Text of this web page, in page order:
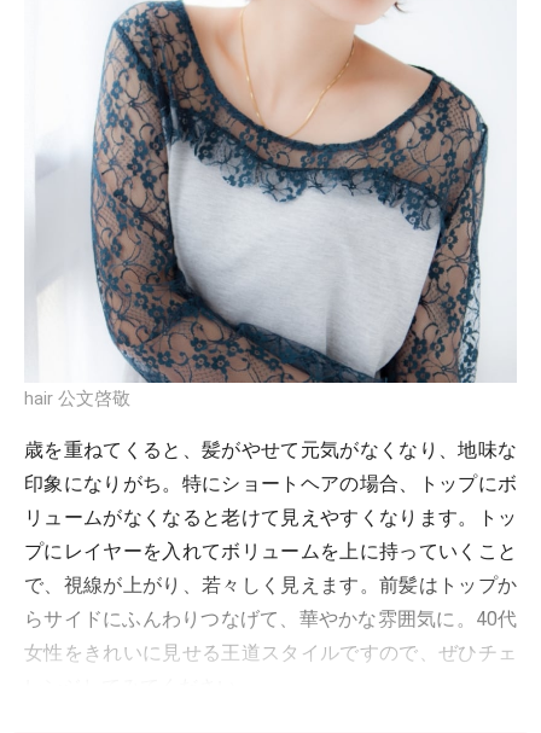
hair 公文啓敬
歳を重ねてくると、髪がやせて元気がなくなり、地味な
印象になりがち。特にショートヘアの場合、トップにボ
リュームがなくなると老けて見えやすくなります。トッ
プにレイヤーを入れてボリュームを上に持っていくこと
で、視線が上がり、若々しく見えます。前髪はトップか
らサイドにふんわりつなげて、華やかな雰囲気に。40代
女性をきれいに見せる王道スタイルですので、ぜひチェ